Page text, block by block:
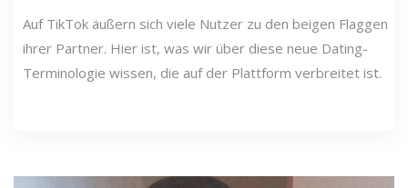
Auf TikTok äußern sich viele Nutzer zu den beigen Flaggen
ihrer Partner. Hier ist, was wir über diese neue Dating-
Terminologie wissen, die auf der Plattform verbreitet ist.